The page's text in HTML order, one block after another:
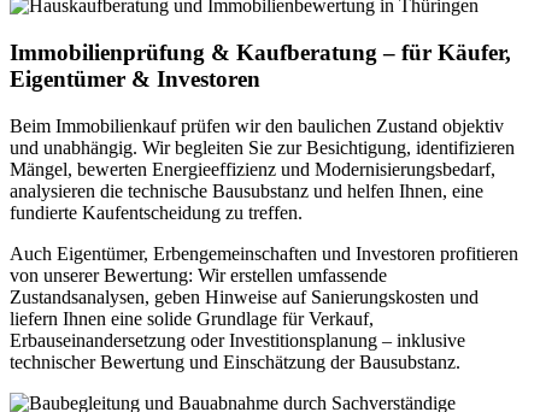
Immobilienprüfung & Kaufberatung – für Käufer,
Eigentümer & Investoren
Beim Immobilienkauf prüfen wir den baulichen Zustand objektiv
und unabhängig. Wir begleiten Sie zur Besichtigung, identifizieren
Mängel, bewerten Energieeffizienz und Modernisierungsbedarf,
analysieren die technische Bausubstanz und helfen Ihnen, eine
fundierte Kaufentscheidung zu treffen.
Auch Eigentümer, Erbengemeinschaften und Investoren profitieren
von unserer Bewertung: Wir erstellen umfassende
Zustandsanalysen, geben Hinweise auf Sanierungskosten und
liefern Ihnen eine solide Grundlage für Verkauf,
Erbauseinandersetzung oder Investitionsplanung – inklusive
technischer Bewertung und Einschätzung der Bausubstanz.